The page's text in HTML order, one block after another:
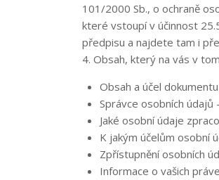
101/2000 Sb., o ochraně
které vstoupí v účinnost
předpisu a najdete tam i
4. Obsah, který na vás v
Obsah a účel dokumentu
Správce osobních
Jaké osobní údaje
K jakým účelům osobní
Zpřístupnění osobních
Informace o vašich